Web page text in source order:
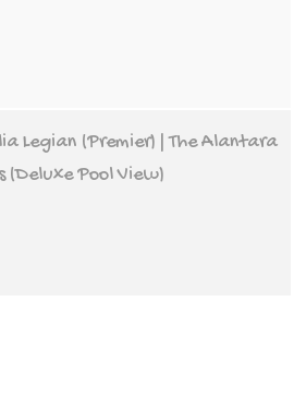
Legian (Premier) | The Alantara
(Deluxe Pool View)